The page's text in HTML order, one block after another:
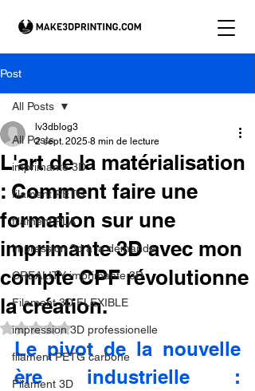
Post
All Posts
imprimante 3D
filament PETG
filament PLA
impression 3d à la demande.
CREALITY imprimante 3D
Filament 3D FLEXIBLE
impression 3D professionelle
filament PETG carbone
Filament 3D
All Posts
L'art de la matérialisation
: Comment faire une
formation sur une
imprimante 3D avec mon
compte CPF révolutionne
la création.
lv3dblog3
2 sept. 2025 8 min de lecture
Noté NaN étoiles sur 5.
Le pivot de la nouvelle
ère industrielle :